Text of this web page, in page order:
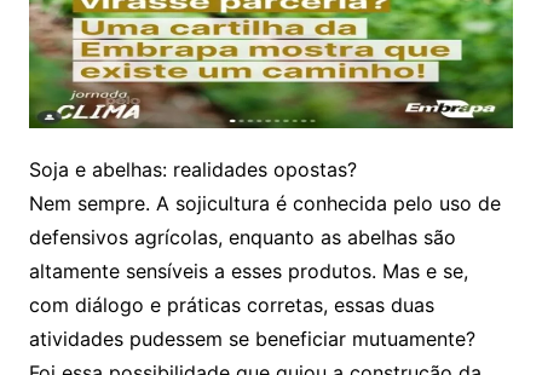
Soja e abelhas: realidades opostas?
Nem sempre. A sojicultura é conhecida pelo uso de
defensivos agrícolas, enquanto as abelhas são
altamente sensíveis a esses produtos. Mas e se,
com diálogo e práticas corretas, essas duas
atividades pudessem se beneficiar mutuamente?